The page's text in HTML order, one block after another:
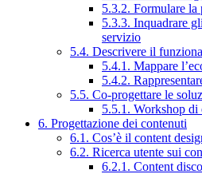
5.3.2. Formulare la
5.3.3. Inquadrare
servizio
5.4. Descrivere il
5.4.1. Mappare
5.4.2.
5.5. Co-progettare le
5.5.1. Workshop di
6. Progettazione dei contenuti
6.1. Cos’è il content
6.2. Ricerca utente sui
6.2.1. Content